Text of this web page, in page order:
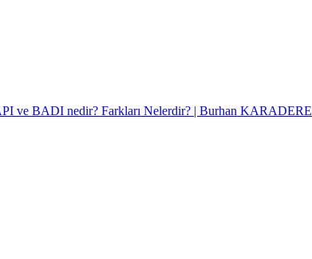
ve BADI nedir? Farkları Nelerdir? | Burhan KARADERE